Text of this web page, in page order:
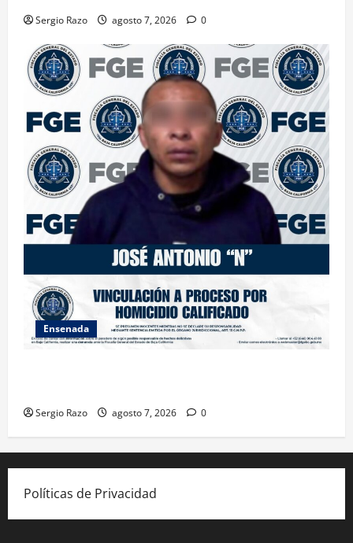
Sergio Razo agosto 7, 2026 0
Ensenada
Sergio Razo agosto 7, 2026 0
Políticas de Privacidad